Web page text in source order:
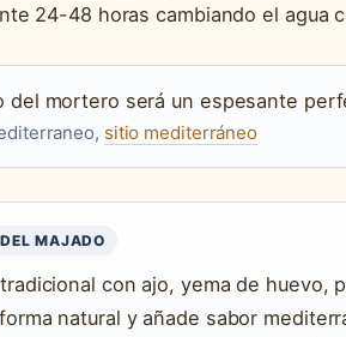
24-48 horas cambiando el agua
del mortero será un espesante
sitio mediterráneo
MAJADO
con ajo, yema de
natural y añade sabor